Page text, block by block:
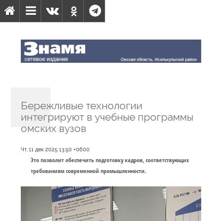
Бережливые технологии
интегрируют в учебные программы
омских вузов
Чт, 11 дек 2025 13:50 +0600
Это позволит обеспечить подготовку кадров, соответствующих
требованиям современной промышленности.